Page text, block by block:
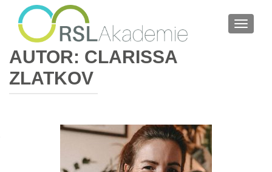
AUTOR: CLARISSA
ZLATKOV
BEITRAGSNAVIGATION